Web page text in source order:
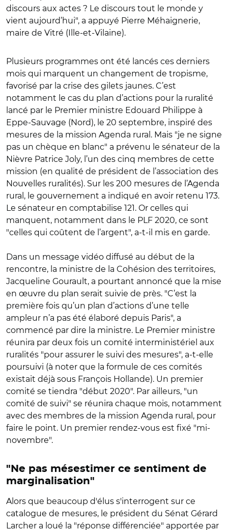
discours aux actes ? Le discours tout le monde y
vient aujourd’hui", a appuyé Pierre Méhaignerie,
maire de Vitré (Ille-et-Vilaine).
Plusieurs programmes ont été lancés ces derniers
mois qui marquent un changement de tropisme,
favorisé par la crise des gilets jaunes. C’est
notamment le cas du plan d’actions pour la ruralité
lancé par le Premier ministre Edouard Philippe à
Eppe-Sauvage (Nord), le 20 septembre, inspiré des
mesures de la mission Agenda rural. Mais "je ne signe
pas un chèque en blanc" a prévenu le sénateur de la
Nièvre Patrice Joly, l’un des cinq membres de cette
mission (en qualité de président de l’association des
Nouvelles ruralités). Sur les 200 mesures de l’Agenda
rural, le gouvernement a indiqué en avoir retenu 173.
Le sénateur en comptabilise 121. Or celles qui
manquent, notamment dans le PLF 2020, ce sont
"celles qui coûtent de l’argent", a-t-il mis en garde.
Dans un message vidéo diffusé au début de la
rencontre, la ministre de la Cohésion des territoires,
Jacqueline Gourault, a pourtant annoncé que la mise
en œuvre du plan serait suivie de près. "C’est la
première fois qu’un plan d’actions d’une telle
ampleur n’a pas été élaboré depuis Paris", a
commencé par dire la ministre. Le Premier ministre
réunira par deux fois un comité interministériel aux
ruralités "pour assurer le suivi des mesures", a-t-elle
poursuivi (à noter que la formule de ces comités
existait déjà sous François Hollande). Un premier
comité se tiendra "début 2020". Par ailleurs, "un
comité de suivi" se réunira chaque mois, notamment
avec des membres de la mission Agenda rural, pour
faire le point. Un premier rendez-vous est fixé "mi-
novembre".
"Ne pas mésestimer ce sentiment de
marginalisation"
Alors que beaucoup d'élus s'interrogent sur ce
catalogue de mesures, le président du Sénat Gérard
Larcher a loué la "réponse différenciée" apportée par